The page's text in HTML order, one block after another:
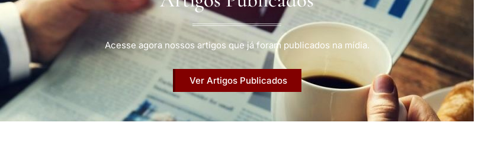
Acesse agora nossos artigos que já foram publicados na mídia.
Ver Artigos Publicados